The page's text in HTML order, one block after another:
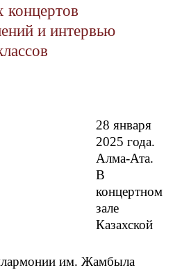
и интервью
28 января
2025 года.
Алма-Ата.
В
концертном
зале
Казахской
им. Жамбыла